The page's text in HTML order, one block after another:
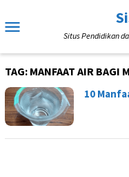
ke
MobileSitus Pendidikan
TAG: MANFAAT AIR BAGI
10